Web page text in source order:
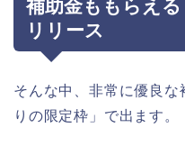
補助金ももらえ
リリース
そんな中、非常に優良
りの限定枠」で出ます。